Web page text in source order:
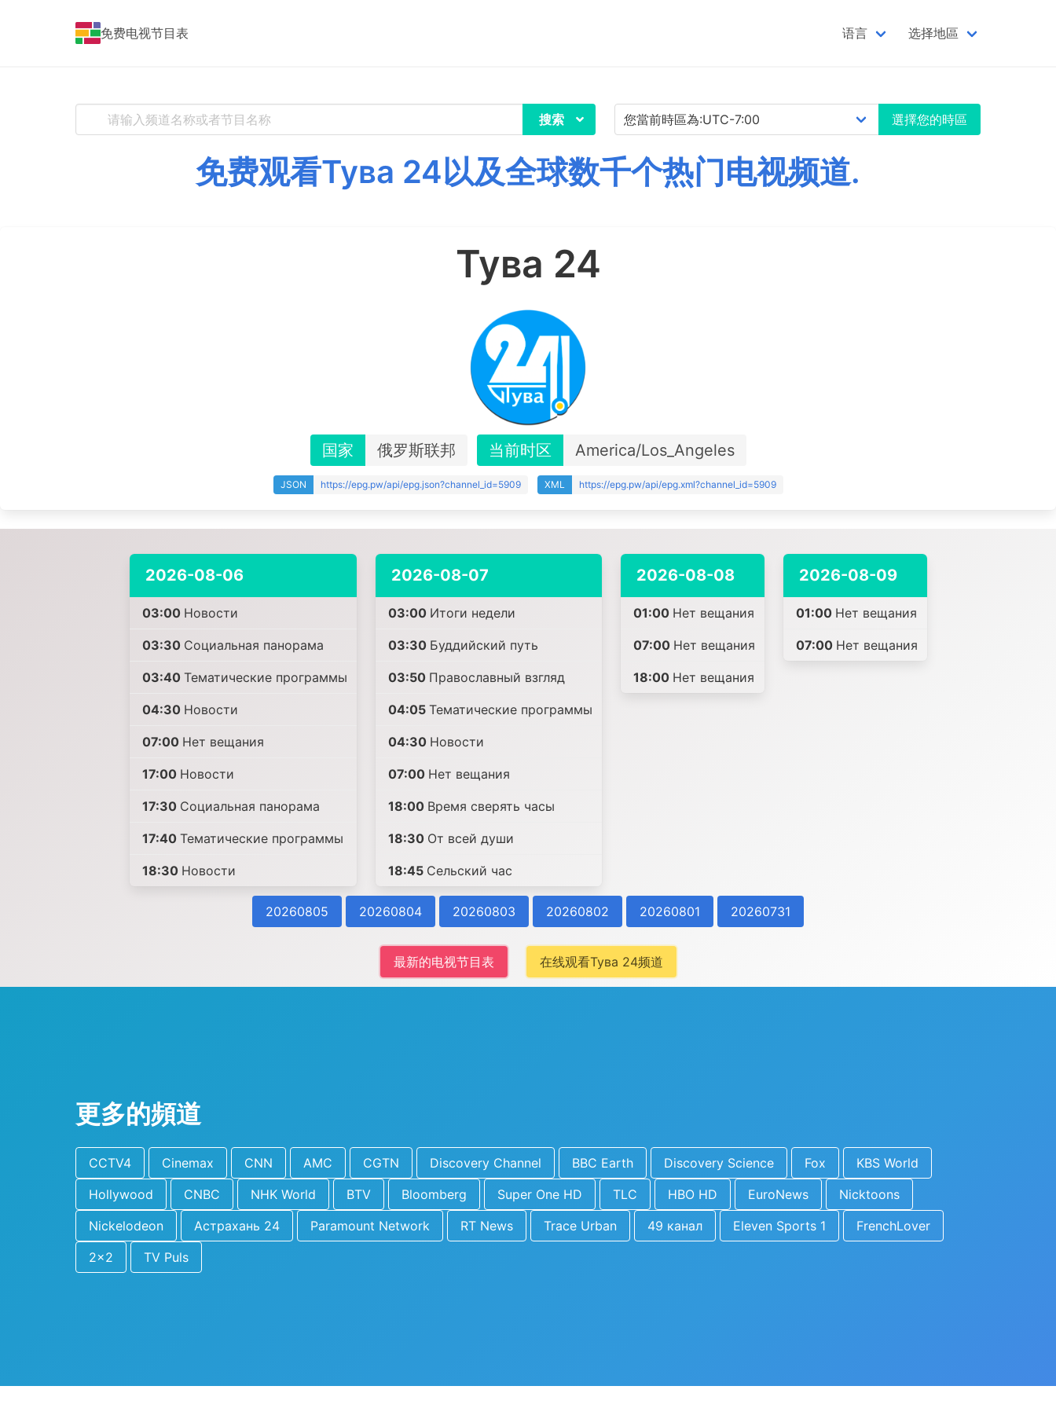
免费电视节目表 语言 选择地區
搜索 選擇您的時區
免费观看Тува 24以及全球数千个热门电视频道.
Тува 24
国家 俄罗斯联邦 当前时区 America/Los_Angeles
JSON https://epg.pw/api/epg.json?channel_id=5909 XML https://epg.pw/api/epg.xml?channel_id=5909
2026-08-06
03:00 Новости
03:30 Социальная панорама
03:40 Тематические программы
04:30 Новости
07:00 Нет вещания
17:00 Новости
17:30 Социальная панорама
17:40 Тематические программы
18:30 Новости
2026-08-07
03:00 Итоги недели
03:30 Буддийский путь
03:50 Православный взгляд
04:05 Тематические программы
04:30 Новости
07:00 Нет вещания
18:00 Время сверять часы
18:30 От всей души
18:45 Сельский час
2026-08-08
01:00 Нет вещания
07:00 Нет вещания
18:00 Нет вещания
2026-08-09
01:00 Нет вещания
07:00 Нет вещания
20260805 20260804 20260803 20260802 20260801 20260731
最新的电视节目表 在线观看Тува 24频道
更多的頻道
CCTV4 Cinemax CNN AMC CGTN Discovery Channel BBC Earth Discovery Science Fox
KBS World
Hollywood
CNBC NHK World BTV Bloomberg Super One HD TLC HBO HD EuroNews
Nicktoons
Nickelodeon
Астрахань 24 Paramount Network RT News Trace Urban 49 канал Eleven Sports 1
FrenchLover
2x2
TV Puls